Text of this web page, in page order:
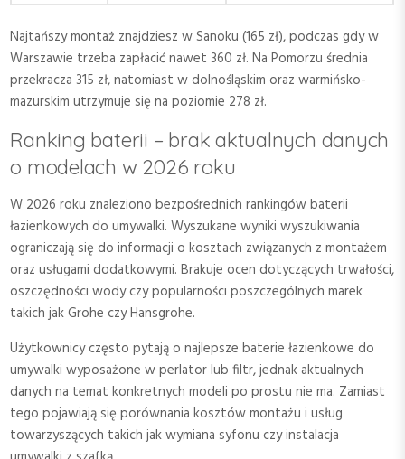
Najtańszy montaż znajdziesz w Sanoku (165 zł), podczas gdy w
Warszawie trzeba zapłacić nawet 360 zł. Na Pomorzu średnia
przekracza 315 zł, natomiast w dolnośląskim oraz warmińsko-
mazurskim utrzymuje się na poziomie 278 zł.
Ranking baterii – brak aktualnych danych
o modelach w 2026 roku
W 2026 roku znaleziono bezpośrednich rankingów baterii
łazienkowych do umywalki. Wyszukane wyniki wyszukiwania
ograniczają się do informacji o kosztach związanych z montażem
oraz usługami dodatkowymi. Brakuje ocen dotyczących trwałości,
oszczędności wody czy popularności poszczególnych marek
takich jak Grohe czy Hansgrohe.
Użytkownicy często pytają o najlepsze baterie łazienkowe do
umywalki wyposażone w perlator lub filtr, jednak aktualnych
danych na temat konkretnych modeli po prostu nie ma. Zamiast
tego pojawiają się porównania kosztów montażu i usług
towarzyszących takich jak wymiana syfonu czy instalacja